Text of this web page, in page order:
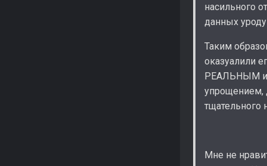
насильного
данных
Таким
оказуалили
РЕАЛЬНЫМ
упрощением,
тщательного
Мне не